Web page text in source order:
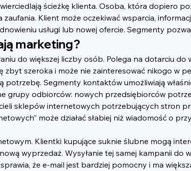
ścieżkę klienta. Osoba, która dopiero
Klient może oczekiwać wsparcia,
usługi lub nowej ofercie. Segmenty
marketing?
do większej liczby osób. Polega na dotarciu do
zbyt szeroka i może nie zainteresować nikogo w
Segmenty kontaktów umożliwiają
grupy odbiorców: nowych przedsiębiorców
sklepów internetowych potrzebujących stron
może działać słabiej niż wiadomość o
Klientki kupujące suknie ślubne mogą
wyprzedaż. Wysyłanie tej samej kampanii
że e-mail jest bardziej pomocny i ma